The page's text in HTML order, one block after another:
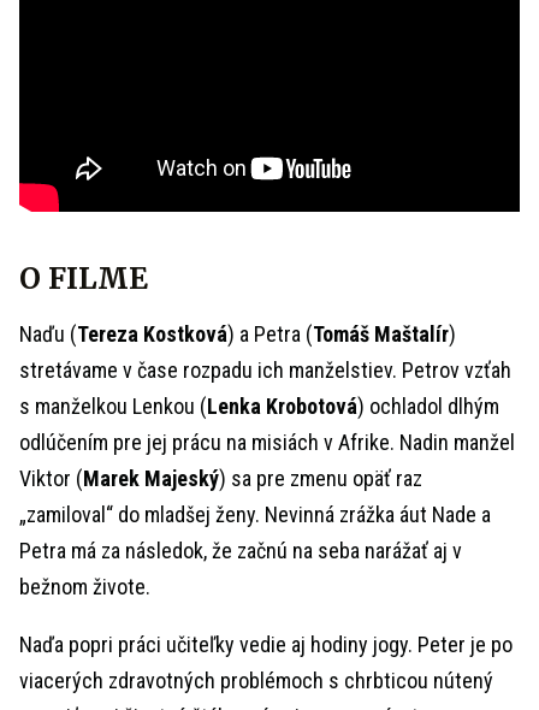
O FILME
Naďu (Tereza Kostková) a Petra (Tomáš Maštalír)
stretávame v čase rozpadu ich manželstiev. Petrov vzťah
s manželkou Lenkou (Lenka Krobotová) ochladol dlhým
odlúčením pre jej prácu na misiách v Afrike. Nadin manžel
Viktor (Marek Majeský) sa pre zmenu opäť raz
„zamiloval“ do mladšej ženy. Nevinná zrážka áut Nade a
Petra má za následok, že začnú na seba narážať aj v
bežnom živote.
Naďa popri práci učiteľky vedie aj hodiny jogy. Peter je po
viacerých zdravotných problémoch s chrbticou nútený